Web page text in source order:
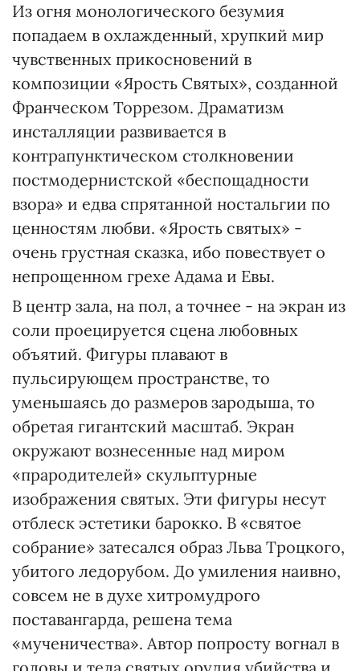
Из огня монологического безумия
попадаем в охлажденный, хрупкий мир
чувственных прикосновений в
композиции «Ярость Святых», созданной
Франческом Торрезом. Драматизм
инсталляции развивается в
контрапунктическом столкновении
постмодернистской «беспощадности
взора» и едва спрятанной ностальгии по
ценностям любви. «Ярость святых» -
очень грустная сказка, ибо повествует о
непрощенном грехе Адама и Евы.
В центр зала, на пол, а точнее - на экран из
соли проецируется сцена любовных
объятий. Фигуры плавают в
пульсирующем пространстве, то
уменьшаясь до размеров зародыша, то
обретая гигантский масштаб. Экран
окружают вознесенные над миром
«прародителей» скульптурные
изображения святых. Эти фигуры несут
отблеск эстетики барокко. В «святое
собрание» затесался образ Льва Троцкого,
убитого ледорубом. До умиления наивно,
совсем не в духе хитромудрого
поставангарда, решена тема
«мученичества». Автор попросту вогнал в